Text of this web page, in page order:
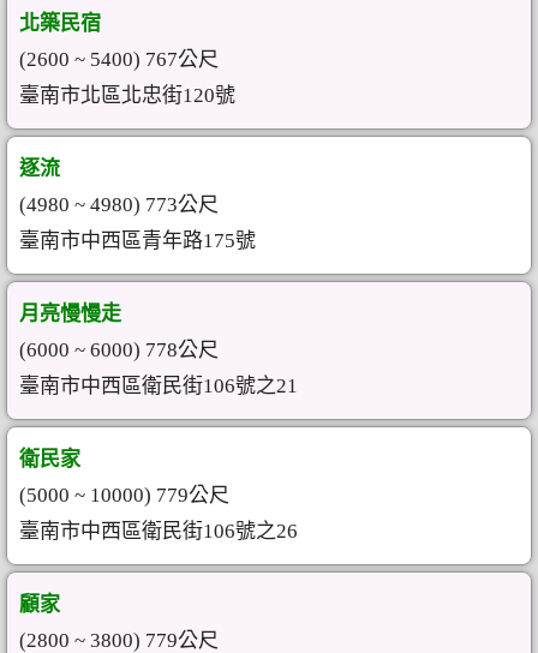
北築民宿
(2600 ~ 5400) 767公尺
臺南市北區北忠街120號
逐流
(4980 ~ 4980) 773公尺
臺南市中西區青年路175號
月亮慢慢走
(6000 ~ 6000) 778公尺
臺南市中西區衛民街106號之21
衛民家
(5000 ~ 10000) 779公尺
臺南市中西區衛民街106號之26
顧家
(2800 ~ 3800) 779公尺